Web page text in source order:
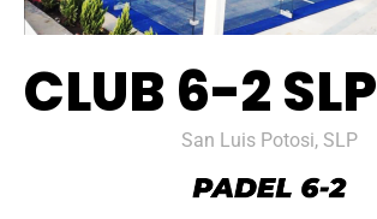
CLUB 6-2 SLP
San Luis Potosi, SLP